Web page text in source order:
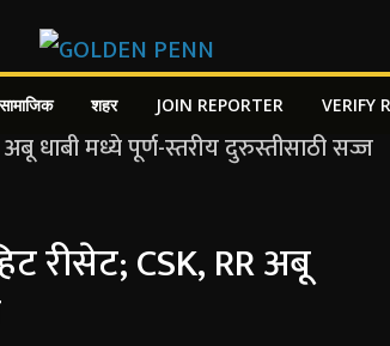
सामाजिक शहर JOIN REPORTER VERIFY
रीसेट; CSK, RR अबू